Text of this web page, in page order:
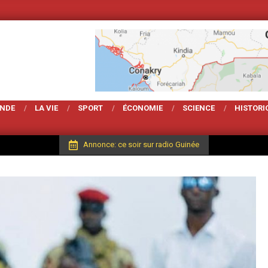
Votre Magarzine
LA VIE SPORT ÉCONOMIE SCIENCE
Annonce: ce soir sur radio Guinée